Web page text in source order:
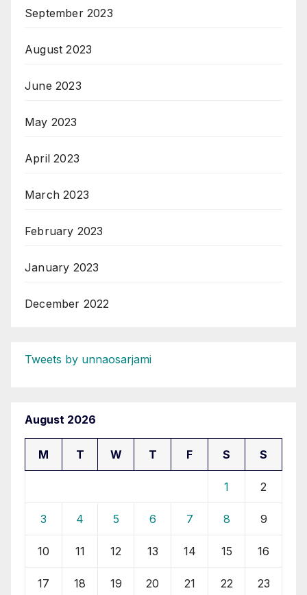
September 2023
August 2023
June 2023
May 2023
April 2023
March 2023
February 2023
January 2023
December 2022
Tweets by unnaosarjami
August 2026
M T W T F S S
1 2
3 4 5 6 7 8 9
10 11 12 13 14 15 16
17 18 19 20 21 22 23